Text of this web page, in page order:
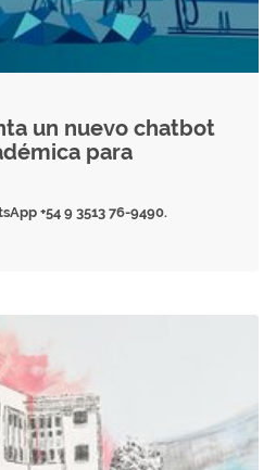
un nuevo chatbot
para
+54 9 3513 76-9490.